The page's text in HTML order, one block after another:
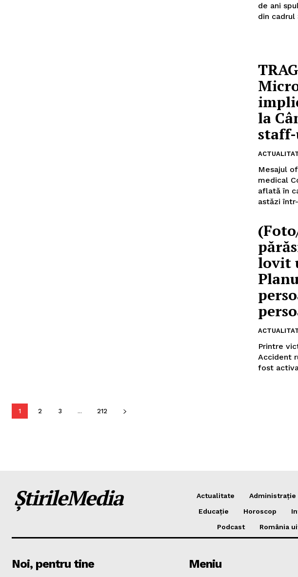
de ani spulberat de
din cadrul
la
Mesajul
medical Constantin
aflată în
astăzi
lovit
Printre
Accident
fost
1 2 3 ... 212
ȘtirileMedia Actualitate Administrație
Educație
Horoscop
Podcast
România
Noi, pentru tine Meniu